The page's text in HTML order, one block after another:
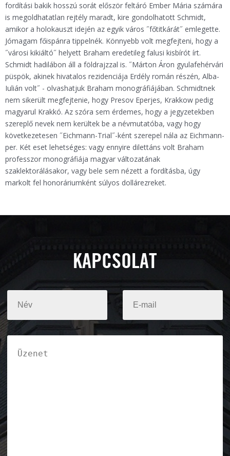
fordítási bakik hosszú sorát először feltáró Ember Mária számára
is megoldhatatlan rejtély maradt, kire gondolhatott Schmidt,
amikor a holokauszt idején az egyik város ˝főtitkárát˝ emlegette.
Jómagam főispánra tippelnék. Könnyebb volt megfejteni, hogy a
˝városi kikiáltó˝ helyett Braham eredetileg falusi kisbírót írt.
Schmidt hadilábon áll a földrajzzal is. ˝Márton Áron gyulafehérvári
püspök, akinek hivatalos rezidenciája Erdély román részén, Alba-
Iulián volt˝ - olvashatjuk Braham monográfiájában. Schmidtnek
nem sikerült megfejtenie, hogy Presov Eperjes, Krakkow pedig
magyarul Krakkó. Az szóra sem érdemes, hogy a jegyzetekben
szereplő nevek nem kerültek be a névmutatóba, vagy hogy
következetesen ˝Eichmann-Trial˝-ként szerepel nála az Eichmann-
per. Két eset lehetséges: vagy ennyire dilettáns volt Braham
professzor monográfiája magyar változatának
szaklektorálásakor, vagy bele sem nézett a fordításba, úgy
markolt fel honoráriumként súlyos dollárezreket.
KAPCSOLAT